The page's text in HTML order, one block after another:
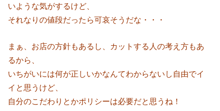
いような気がするけど、
それなりの値段だったら可哀そうだな・・・
まぁ、お店の方針もあるし、カットする人の考え方もあ
るから、
いちがいには何が正しいかなんてわからないし自由でイ
イと思うけど、
自分のこだわりとかポリシーは必要だと思うね！